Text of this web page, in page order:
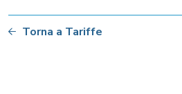
Torna a Tariffe